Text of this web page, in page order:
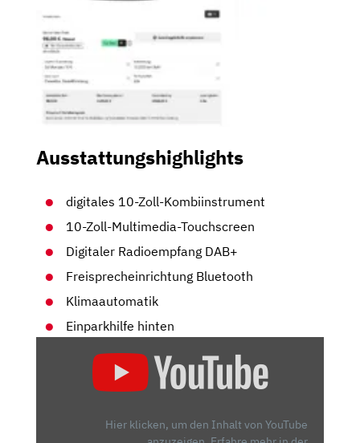
Ausstattungshighlights
digitales 10-Zoll-Kombiinstrument
10-Zoll-Multimedia-Touchscreen
Digitaler Radioempfang DAB+
Freisprecheinrichtung Bluetooth
Klimaautomatik
Einparkhilfe hinten
Hier klicken, um den Inhalt von YouTube